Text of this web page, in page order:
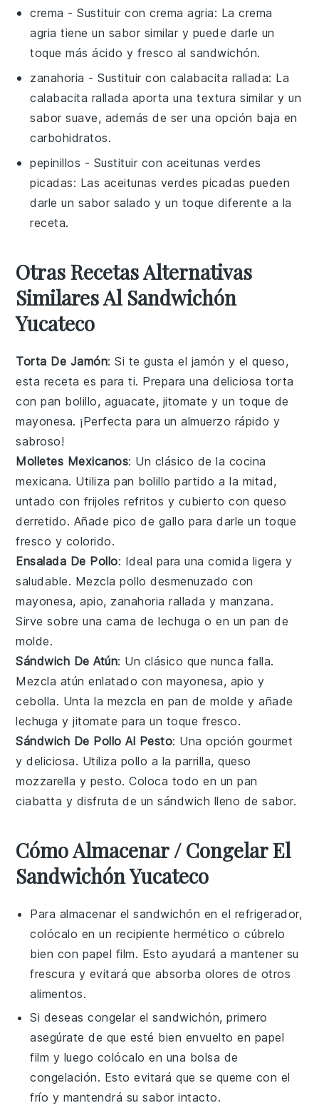
crema - Sustituir concrema agria: La crema
agria tiene un sabor similar y puede darle un
toque más ácido y fresco al sandwichón.
zanahoria - Sustituir concalabacita rallada: La
calabacita rallada aporta una textura similar y un
sabor suave, además de ser una opción baja en
carbohidratos.
pepinillos - Sustituir con aceitunas verdes
picadas: Las aceitunas verdes picadas pueden
darle un sabor salado y un toque diferente a la
receta.
Otras Recetas Alternativas
Similares Al Sandwichón
Yucateco
Torta De Jamón: Si te gusta el jamón y elqueso,
esta receta es para ti. Prepara una deliciosa torta
conpan bolillo, aguacate, jitomate y un toque de
mayonesa. ¡Perfecta para un almuerzo rápido y
sabroso!
Molletes Mexicanos: Un clásico de la cocina
mexicana. Utilizapan bolillo partido a la mitad,
untado con frijoles refritos y cubierto conqueso
derretido. Añade pico de gallo para darle un toque
fresco y colorido.
Ensalada De Pollo: Ideal para una comida ligera y
saludable. Mezclapollo desmenuzado con
mayonesa,apio, zanahoria rallada ymanzana.
Sirve sobre una cama delechuga o en unpan de
molde.
Sándwich De Atún: Un clásico que nunca falla.
Mezcla atún enlatado con mayonesa, apio y
cebolla. Unta la mezcla en pan de molde y añade
lechuga yjitomate para un toque fresco.
Sándwich De Pollo Al Pesto: Una opción gourmet
y deliciosa. Utiliza pollo a la parrilla,queso
mozzarella y pesto. Coloca todo en unpan
ciabatta y disfruta de un sándwich lleno de sabor.
Cómo Almacenar / Congelar El
Sandwichón Yucateco
Para almacenar elsandwichón en el refrigerador,
colócalo en un recipiente hermético o cúbrelo
bien con papel film. Esto ayudará a mantener su
frescura y evitará que absorba olores de otros
alimentos.
Si deseas congelar elsandwichón, primero
asegúrate de que esté bien envuelto en papel
film y luego colócalo en una bolsa de
congelación. Esto evitará que se queme con el
frío y mantendrá su sabor intacto.